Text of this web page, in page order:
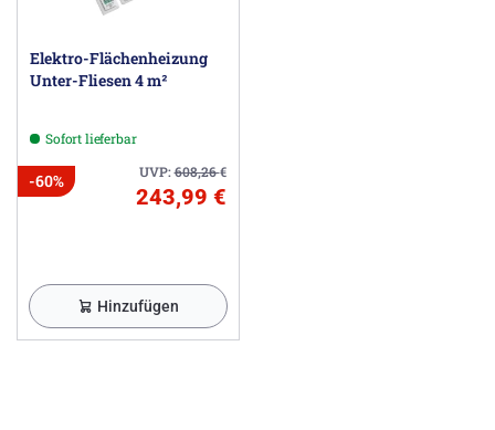
Elektro-Flächenheizung
Unter-Fliesen 4 m²
Sofort lieferbar
UVP:608,26€
-60%
243,99 €
Hinzufügen